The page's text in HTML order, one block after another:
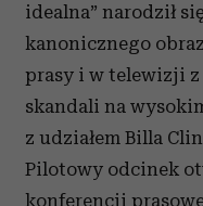
idealna” narodził
kanonicznego
prasy i w telewizji
skandali na
z udziałem Billa
Pilotowy odcinek
konferencji